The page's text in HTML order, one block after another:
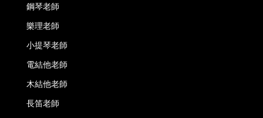
鋼琴老師
樂理老師
小提琴老師
電結他老師
木結他老師
長笛老師